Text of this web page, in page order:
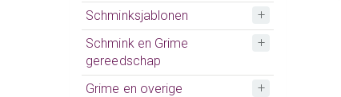
Schminksjablonen
Schmink en Grime
gereedschap
Grime en overige